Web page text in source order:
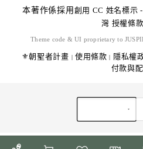
本著作係採用 創用 CC 姓名標示
灣 授權條
Theme code & UI proprietary to
⚜️朝聖者計畫 | 使用條款 | 隱私權
付款與